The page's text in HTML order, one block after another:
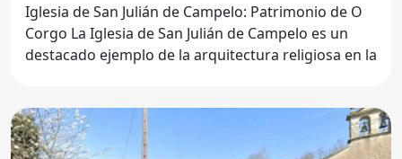
Iglesia de San Julián de Campelo: Patrimonio de O
Corgo La Iglesia de San Julián de Campelo es un
destacado ejemplo de la arquitectura religiosa en la